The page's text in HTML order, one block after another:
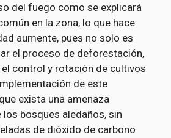
del fuego como se explicará
en la zona, lo que hace
aumente, pues no solo es
el proceso de deforestación,
control y rotación de cultivos
de este
exista una amenaza
bosques aledaños, sin
de dióxido de carbono